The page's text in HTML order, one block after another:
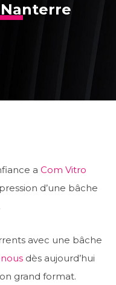
a Com Vitro
d’une bâche
avec une bâche
dès aujourd’hui
grand format.